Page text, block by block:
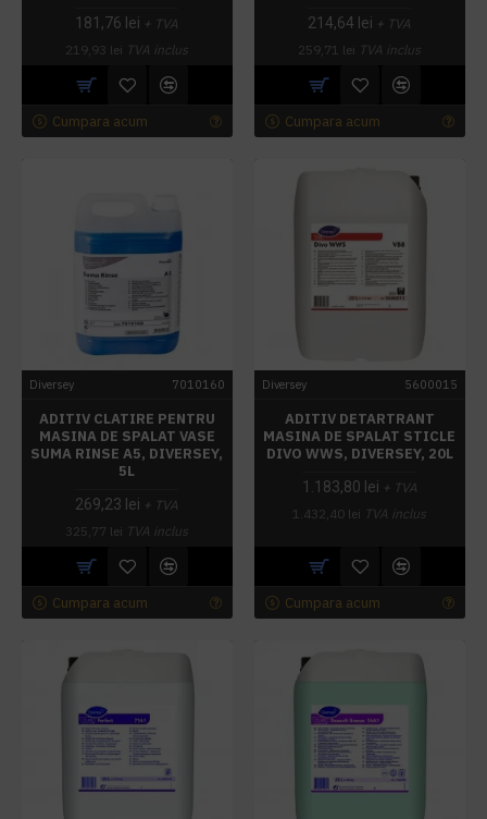
181,76 lei + TVA
219,93 lei TVA inclus
Cumpara acum
214,64 lei + TVA
259,71 lei TVA inclus
Cumpara acum
Diversey 7010160
ADITIV CLATIRE PENTRU
MASINA DE SPALAT VASE
SUMA RINSE A5, DIVERSEY,
5L
269,23 lei + TVA
325,77 lei TVA inclus
Cumpara acum
Diversey 5600015
ADITIV DETARTRANT
MASINA DE SPALAT STICLE
DIVO WWS, DIVERSEY, 20L
1.183,80 lei + TVA
1.432,40 lei TVA inclus
Cumpara acum